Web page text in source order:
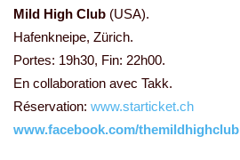
Mild High Club (USA).
Hafenkneipe, Zürich.
Portes: 19h30, Fin: 22h00.
En collaboration avec Takk.
Réservation: www.starticket.ch
www.facebook.com/themildhighclub